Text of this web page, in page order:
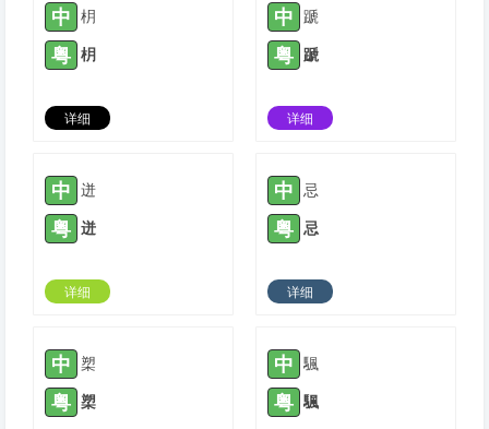
中 枂
粤 枂
详细
中 蹏
粤 蹏
详细
中 迸
粤 迸
详细
中 忌
粤 忌
详细
中 槊
粤 槊
中 颿
粤 颿